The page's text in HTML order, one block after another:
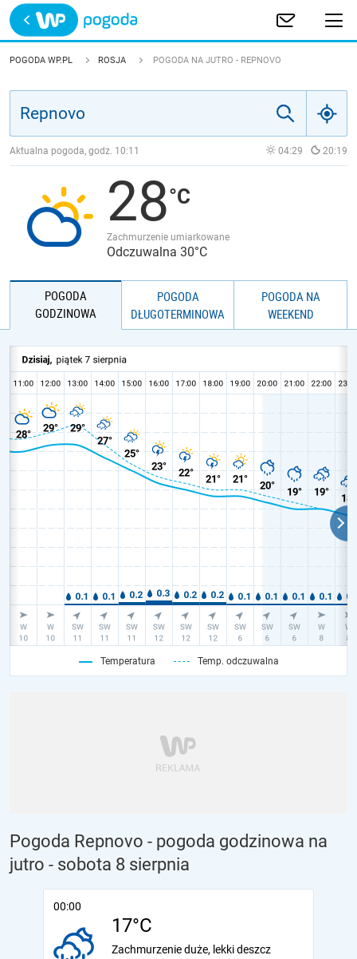
Trwa ładowanie
POLSKA
JAKOŚĆ POWIETRZA
POGODA WP.PL ROSJA POGODA NA JUTRO - REPNOVO
Aktualna pogoda, godz. 10:11 04:29 20:19
28
Zachmurzenie umiarkowane
Odczuwalna 30°C
POGODA
GODZINOWA
POGODA
DŁUGOTERMINOWA
POGODA NA
WEEKEND
Temperatura Temp. odczuwalna
Pogoda Repnovo - pogoda godzinowa na
jutro - sobota 8 sierpnia
00:00
17°C
Zachmurzenie duże, lekki deszcz